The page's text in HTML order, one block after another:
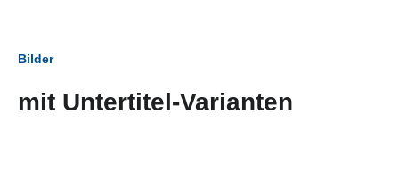
Bilder
mit Untertitel-Varianten